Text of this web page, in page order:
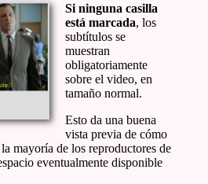
Si ninguna casilla
está marcada, los
subtítulos se
muestran
obligatoriamente
sobre el video, en
tamaño normal.
Esto da una buena
vista previa de cómo
mayoría de los reproductores de
eventualmente disponible